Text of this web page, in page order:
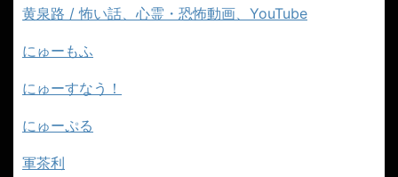
黄泉路 / 怖い話、心霊・恐怖動画、YouTube
にゅーもふ
にゅーすなう！
にゅーぷる
軍茶利